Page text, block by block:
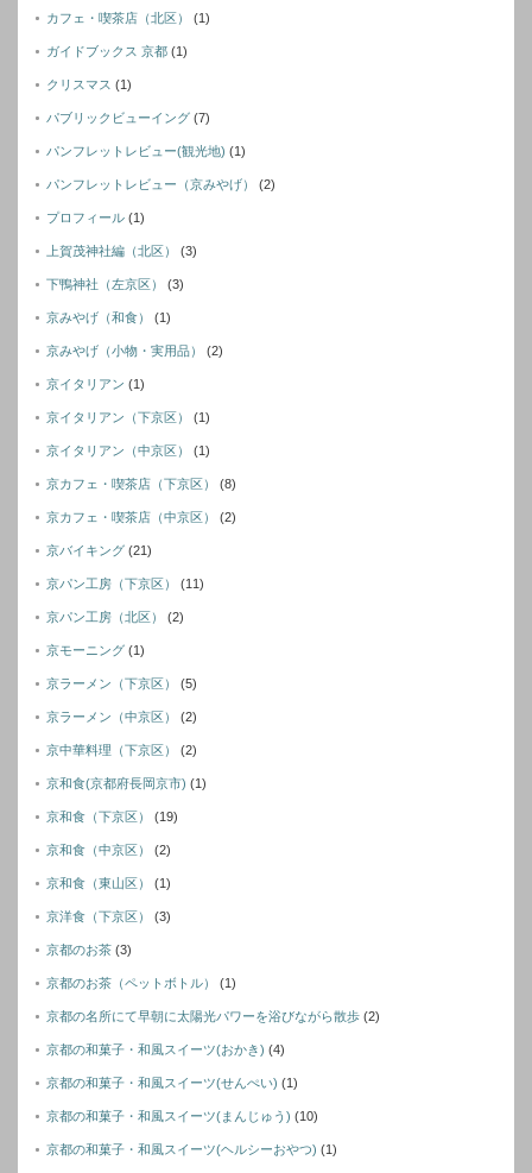
カフェ・喫茶店（北区） (1)
ガイドブックス 京都 (1)
クリスマス (1)
パブリックビューイング (7)
パンフレットレビュー(観光地) (1)
パンフレットレビュー（京みやげ） (2)
プロフィール (1)
上賀茂神社編（北区） (3)
下鴨神社（左京区） (3)
京みやげ（和食） (1)
京みやげ（小物・実用品） (2)
京イタリアン (1)
京イタリアン（下京区） (1)
京イタリアン（中京区） (1)
京カフェ・喫茶店（下京区） (8)
京カフェ・喫茶店（中京区） (2)
京バイキング (21)
京パン工房（下京区） (11)
京パン工房（北区） (2)
京モーニング (1)
京ラーメン（下京区） (5)
京ラーメン（中京区） (2)
京中華料理（下京区） (2)
京和食(京都府長岡京市) (1)
京和食（下京区） (19)
京和食（中京区） (2)
京和食（東山区） (1)
京洋食（下京区） (3)
京都のお茶 (3)
京都のお茶（ペットボトル） (1)
京都の名所にて早朝に太陽光パワーを浴びながら散歩 (2)
京都の和菓子・和風スイーツ(おかき) (4)
京都の和菓子・和風スイーツ(せんぺい) (1)
京都の和菓子・和風スイーツ(まんじゅう) (10)
京都の和菓子・和風スイーツ(ヘルシーおやつ) (1)